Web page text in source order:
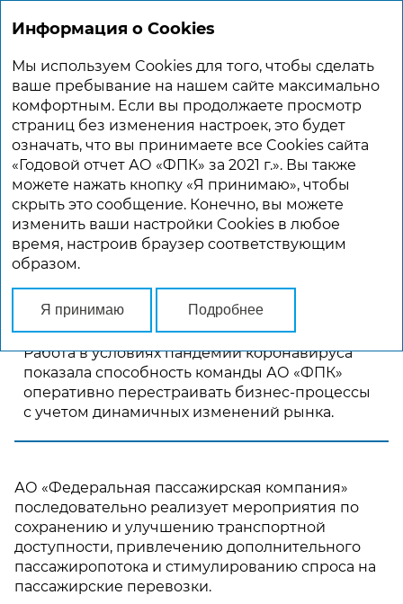
ГОДОВОЙ ОТЧЕТ 2021
O Компании
ОБРАЩЕНИЕ ПРЕДСТАВИТЕЛЯ
АКЦИОНЕРА
Уважаемые партнеры
и коллеги!
В 2021 году пассажирские перевозки дальнего
следования вышли на путь устойчивого
восстановления: по сравнению с 2020 годом
пассажиропоток АО «ФПК» вырос на 37,6 %.
Работа в условиях пандемии коронавируса
показала способность команды АО «ФПК»
оперативно перестраивать бизнес-процессы
с учетом динамичных изменений рынка.
АО «Федеральная пассажирская компания»
последовательно реализует мероприятия по
сохранению и улучшению транспортной
доступности, привлечению дополнительного
пассажиропотока и стимулированию спроса на
пассажирские перевозки.
Информация о Cookies
Мы используем Cookies для того, чтобы сделать
ваше пребывание на нашем сайте максимально
комфортным. Если вы продолжаете просмотр
страниц без изменения настроек, это будет
означать, что вы принимаете все Cookies сайта
«Годовой отчет АО «ФПК» за 2021 г.». Вы также
можете нажать кнопку «Я принимаю», чтобы
скрыть это сообщение. Конечно, вы можете
изменить ваши настройки Cookies в любое
время, настроив браузер соответствующим
образом.
Я принимаю Подробнее